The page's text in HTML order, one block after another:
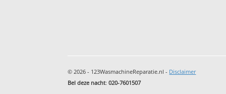
© 2026 - 123WasmachineReparatie.nl - Disclaimer
Bel deze nacht:020-7601507